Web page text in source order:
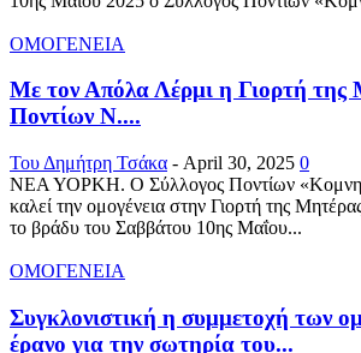
ΟΜΟΓΕΝΕΙΑ
Με τον Απόλα Λέρμι η Γιορτή της
Ποντίων Ν....
Του Δημήτρη Τσάκα - April 30, 2025 0
ΝΕΑ ΥΟΡΚΗ. Ο Σύλλογος Ποντίων
καλεί την ομογένεια στην Γιορτή της
το βράδυ του Σαββάτου 10ης Μαΐου...
ΟΜΟΓΕΝΕΙΑ
Συγκλονιστική η συμμετοχή των
έρανο για την σωτηρία του...